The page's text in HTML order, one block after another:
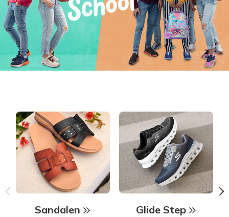
Sandalen Glide Step